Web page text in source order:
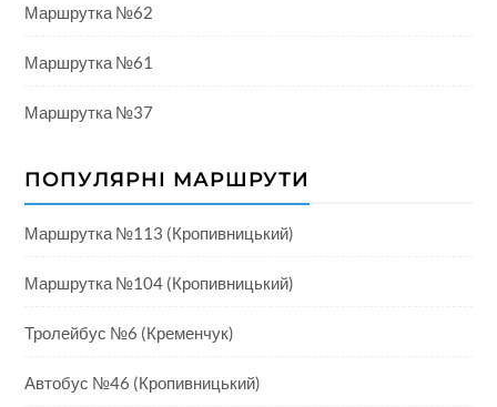
Маршрутка №62
Маршрутка №61
Маршрутка №37
ПОПУЛЯРНІ МАРШРУТИ
Маршрутка №113 (Кропивницький)
Маршрутка №104 (Кропивницький)
Тролейбус №6 (Кременчук)
Автобус №46 (Кропивницький)